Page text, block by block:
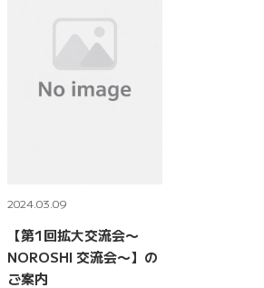
2024.03.09
【第1回拡大交流会〜
NOROSHI 交流会〜】の
ご案内